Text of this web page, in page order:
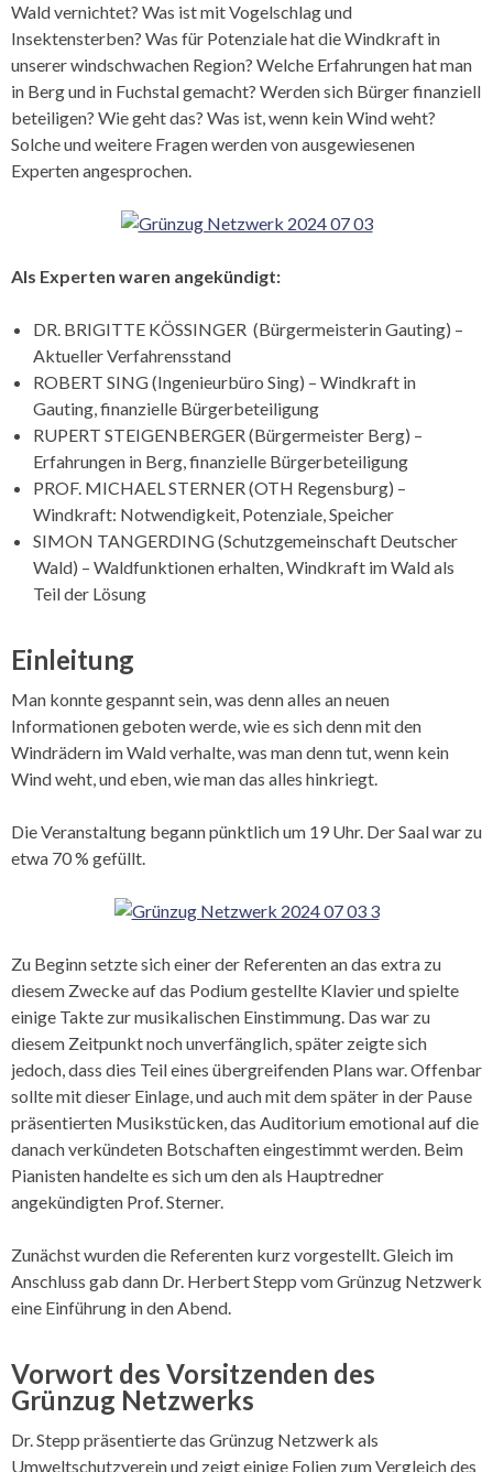
Wald vernichtet? Was ist mit Vogelschlag und
Insektensterben? Was für Potenziale hat die Windkraft in
unserer windschwachen Region? Welche Erfahrungen hat man
in Berg und in Fuchstal gemacht? Werden sich Bürger finanziell
beteiligen? Wie geht das? Was ist, wenn kein Wind weht?
Solche und weitere Fragen werden von ausgewiesenen
Experten angesprochen.
Als Experten waren angekündigt:
DR. BRIGITTE KÖSSINGER (Bürgermeisterin Gauting) –
Aktueller Verfahrensstand
ROBERT SING (Ingenieurbüro Sing) – Windkraft in
Gauting, finanzielle Bürgerbeteiligung
RUPERT STEIGENBERGER (Bürgermeister Berg) –
Erfahrungen in Berg, finanzielle Bürgerbeteiligung
PROF. MICHAEL STERNER (OTH Regensburg) –
Windkraft: Notwendigkeit, Potenziale, Speicher
SIMON TANGERDING (Schutzgemeinschaft Deutscher
Wald) – Waldfunktionen erhalten, Windkraft im Wald als
Teil der Lösung
Einleitung
Man konnte gespannt sein, was denn alles an neuen
Informationen geboten werde, wie es sich denn mit den
Windrädern im Wald verhalte, was man denn tut, wenn kein
Wind weht, und eben, wie man das alles hinkriegt.
Die Veranstaltung begann pünktlich um 19 Uhr. Der Saal war zu
etwa 70 % gefüllt.
Zu Beginn setzte sich einer der Referenten an das extra zu
diesem Zwecke auf das Podium gestellte Klavier und spielte
einige Takte zur musikalischen Einstimmung. Das war zu
diesem Zeitpunkt noch unverfänglich, später zeigte sich
jedoch, dass dies Teil eines übergreifenden Plans war. Offenbar
sollte mit dieser Einlage, und auch mit dem später in der Pause
präsentierten Musikstücken, das Auditorium emotional auf die
danach verkündeten Botschaften eingestimmt werden. Beim
Pianisten handelte es sich um den als Hauptredner
angekündigten Prof. Sterner.
Zunächst wurden die Referenten kurz vorgestellt. Gleich im
Anschluss gab dann Dr. Herbert Stepp vom Grünzug Netzwerk
eine Einführung in den Abend.
Vorwort des Vorsitzenden des
Grünzug Netzwerks
Dr. Stepp präsentierte das Grünzug Netzwerk als
Umweltschutzverein und zeigt einige Folien zum Vergleich des